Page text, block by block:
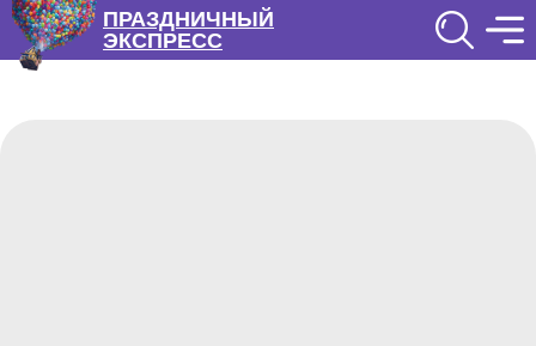
ПРАЗДНИЧНЫЙ
ЭКСПРЕСС